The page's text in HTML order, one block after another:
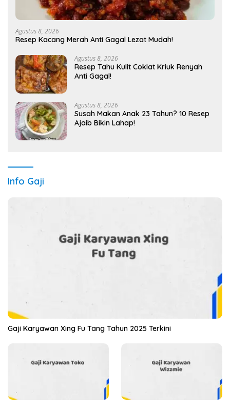
Agustus 8, 2026
Resep Kacang Merah Anti Gagal Lezat Mudah!
Agustus 8, 2026
Resep Tahu Kulit Coklat Kriuk Renyah
Anti Gagal!
Agustus 8, 2026
Susah Makan Anak 23 Tahun? 10 Resep
Ajaib Bikin Lahap!
Info Gaji
Gaji Karyawan Xing Fu Tang Tahun 2025 Terkini